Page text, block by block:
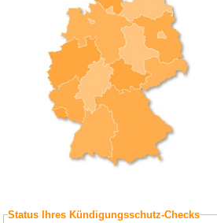
Status Ihres Kündigungsschutz-Checks